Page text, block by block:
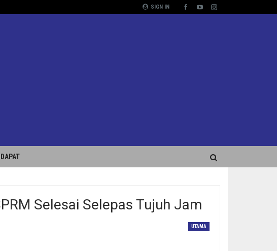
SIGN IN
Selesai Selepas Tujuh Jam
UTAMA